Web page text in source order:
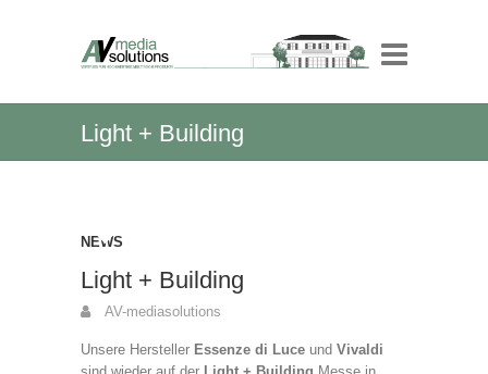
Light + Building
NEWS
Light + Building
AV-mediasolutions
Unsere Hersteller Essenze di Luce und Vivaldi